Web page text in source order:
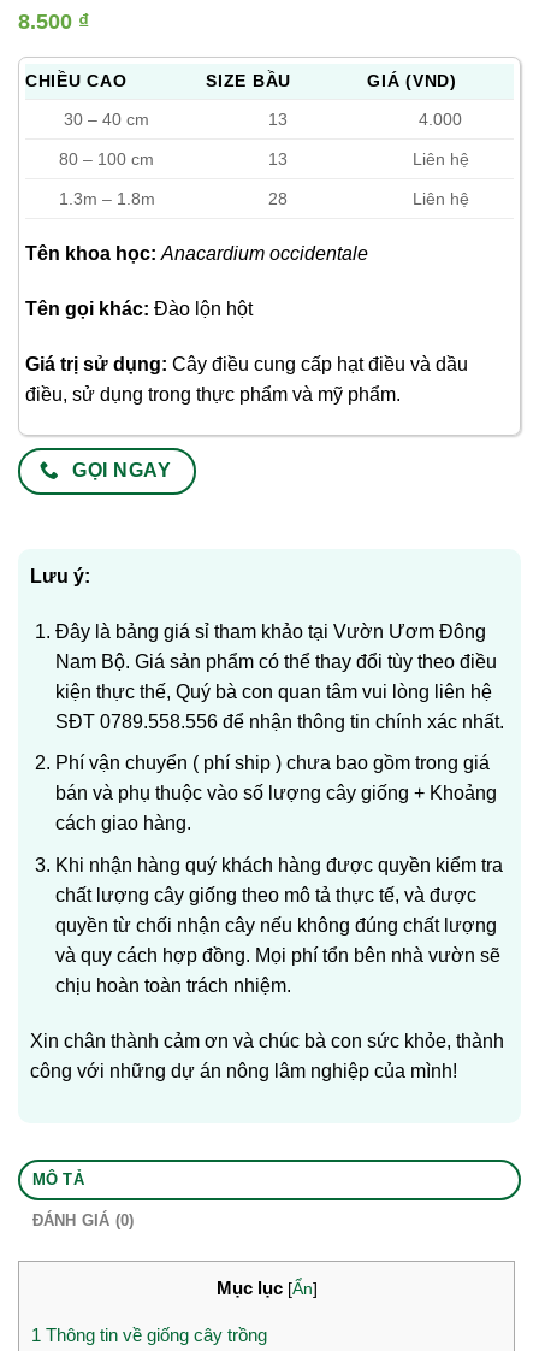
8.500 ₫
CHIỀU CAO SIZE BẦU
GIÁ (VND)
30 – 40 cm
13 4.000
80 – 100 cm 13 Liên hệ
1.3m – 1.8m 28 Liên hệ
Tên khoa học: Anacardium occidentale
Tên gọi khác: Đào lộn hột
Giá trị sử dụng: Cây điều cung cấp hạt điều và dầu
điều, sử dụng trong thực phẩm và mỹ phẩm.
GỌI NGAY
Lưu ý:
Đây là bảng giá sỉ tham khảo tại Vườn Ươm Đông
Nam Bộ. Giá sản phẩm có thể thay đổi tùy theo điều
kiện thực thế, Quý bà con quan tâm vui lòng liên hệ
SĐT 0789.558.556 để nhận thông tin chính xác nhất.
Phí vận chuyển ( phí ship ) chưa bao gồm trong giá
bán và phụ thuộc vào số lượng cây giống + Khoảng
cách giao hàng.
Khi nhận hàng quý khách hàng được quyền kiểm tra
chất lượng cây giống theo mô tả thực tế, và được
quyền từ chối nhận cây nếu không đúng chất lượng
và quy cách hợp đồng. Mọi phí tổn bên nhà vườn sẽ
chịu hoàn toàn trách nhiệm.
Xin chân thành cảm ơn và chúc bà con sức khỏe, thành
công với những dự án nông lâm nghiệp của mình!
MÔ TẢ
ĐÁNH GIÁ (0)
Mục lục [Ẩn]
1 Thông tin về giống cây trồng